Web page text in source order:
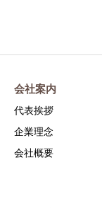
会社案内
代表挨拶
企業理念
会社概要